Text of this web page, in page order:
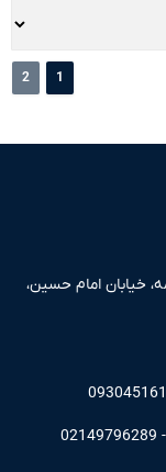
1
2
خیابان امام حسین،